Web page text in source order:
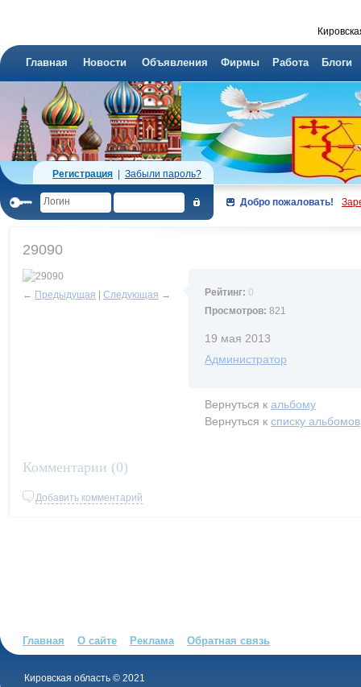
Главная Новости Объявления Фирмы Работа Блоги
Регистрация Забыли пароль?
Добро пожаловать!
29090
← Предыдущая Следующая → Рейтинг: 0
Просмотров: 821
19 мая 2013
Администратор
Вернуться к альбому
Вернуться к списку альбомов
Комментарии (0)
Добавить комментарий
Главная О сайте Реклама Обратная связь
Кировская область © 2021